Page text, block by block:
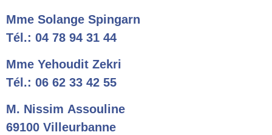
Mme Solange Spingarn
Tél.: 04 78 94 31 44
Mme Yehoudit Zekri
Tél.: 06 62 33 42 55
M. Nissim Assouline
69100 Villeurbanne